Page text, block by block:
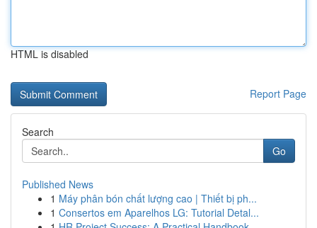
HTML is disabled
Report Page
Search
Go
Published News
1 Máy phân bón chất lượng cao | Thiết bị ph...
1 Consertos em Aparelhos LG: Tutorial Detal...